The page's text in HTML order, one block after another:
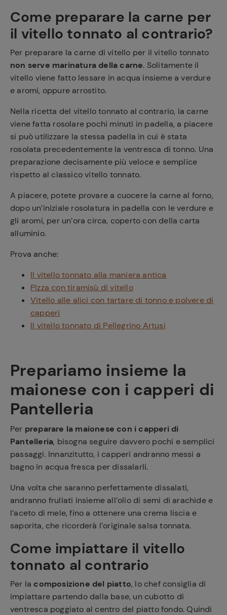
Come preparare la carne per
il vitello tonnato al contrario?
Per preparare la carne di vitello per il vitello tonnato
non serve marinatura della carne. Solitamente il
vitello viene fatto lessare in acqua insieme a verdure
e aromi, oppure arrostito.
Nella ricetta del vitello tonnato al contrario, la carne
viene fatta rosolare pochi minuti in padella, a piacere
si può utilizzare la stessa padella in cui è stata
rosolata precedentemente la ventresca di tonno. Una
preparazione decisamente più veloce e semplice
rispetto al classico vitello tonnato.
A piacere, potete provare a cuocere la carne al forno,
dopo un’iniziale rosolatura in padella con le verdure e
gli aromi, per un’ora circa, coperto con della carta
alluminio.
Prova anche:
Il vitello tonnato alla maniera antica
Pizza con tiramisù di vitello
Vitello alle alici con tartare di tonno e polvere di
capperi
Il vitello tonnato di Pellegrino Artusi
Prepariamo insieme la
maionese con i capperi di
Pantelleria
Per preparare la maionese con i capperi di
Pantelleria, bisogna seguire davvero pochi e semplici
passaggi. Innanzitutto, i capperi andranno messi a
bagno in acqua fresca per dissalarli.
Una volta che saranno perfettamente dissalati,
andranno frullati insieme all’olio di semi di arachide e
l’aceto di mele, fino a ottenere una crema liscia e
saporita, che ricorderà l’originale salsa tonnata.
Come impiattare il vitello
tonnato al contrario
Per la composizione del piatto, lo chef consiglia di
impiattare partendo dalla base, un cubotto di
ventresca poggiato al centro del piatto fondo. Quindi